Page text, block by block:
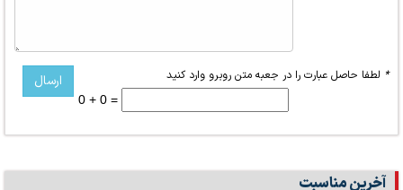
* لطفا حاصل عبارت را در جعبه متن روبرو وارد کنید
0 + 0 =
آخرین مناسبت